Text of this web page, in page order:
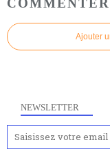
Ajouter
NEWSLETTER